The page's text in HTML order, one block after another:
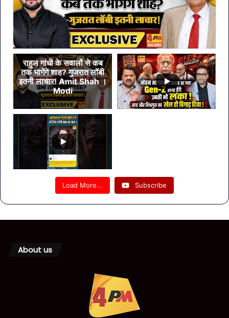
राहुल गांधी के सवालों से कब
तक भागेंगे शाह? गुजरात लॉबी
इतनी लाचार! Amit Shah ।
Modi
Load More... Subscribe
About us